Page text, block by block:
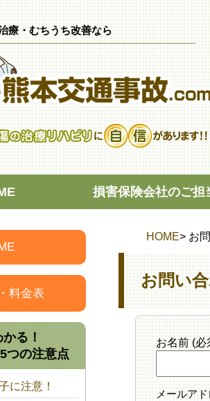
療・むちうち改善なら
損害保険会社のご担
HOME> お
お問い
お名前 (必
メールア
料金表
る！
つの注意点
に注意！